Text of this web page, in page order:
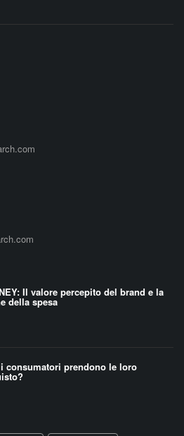
Il valore percepito del brand e la
della spesa
consumatori prendono le loro